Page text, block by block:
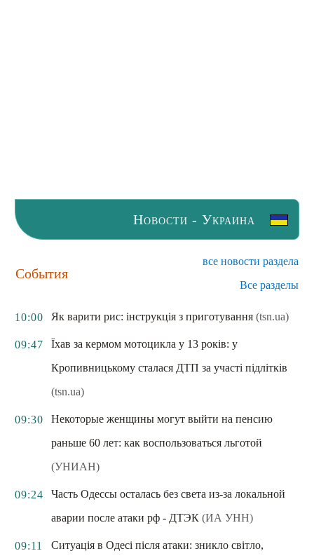
Новости - Украина
События
все новости раздела
Все разделы
10:00 Як варити рис: інструкція з приготування (tsn.ua)
09:47
Їхав за кермом мотоцикла у 13 років: у
Кропивницькому сталася ДТП за участі підлітків
(tsn.ua)
09:30
Некоторые женщины могут выйти на пенсию
раньше 60 лет: как воспользоваться льготой
(УНИАН)
09:24
Часть Одессы осталась без света из-за локальной
аварии после атаки рф - ДТЭК (ИА УНН)
09:11
Ситуація в Одесі після атаки: зникло світло,